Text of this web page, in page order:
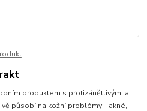
produktem s protizánětlivými a
působí na kožní problémy - akné,